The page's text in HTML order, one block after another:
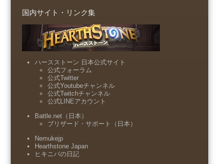
国内サイト・リンク集
ハースストーン 日本公式サイト
公式フォーラム
公式Twitter
公式Youtubeチャンネル
公式Twitchチャンネル
公式LINEアカウント
Battle.net（日本）
ブリザード・サポート（日本）
Nemukejp
Hearthstone Japan
ヒキニパの日記